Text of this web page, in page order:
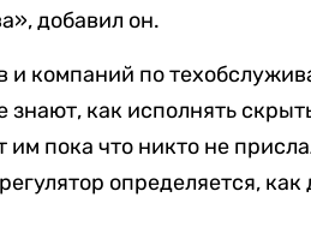
добавил он.
и компаний по
знают, как исполнять
им пока что никто не
определяется, как